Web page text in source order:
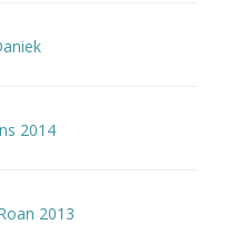
2014
2013